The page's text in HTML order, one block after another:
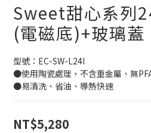
【重要公告｜政府演習期間服務提醒
府演習期間，部分地區行動網路可
Sweet甜心系列
(電磁底)+玻璃蓋
型號：EC-SW-L24I
●使用陶瓷處理，不含重金屬、無
●易清洗、省油、導熱快速
NT$5,280